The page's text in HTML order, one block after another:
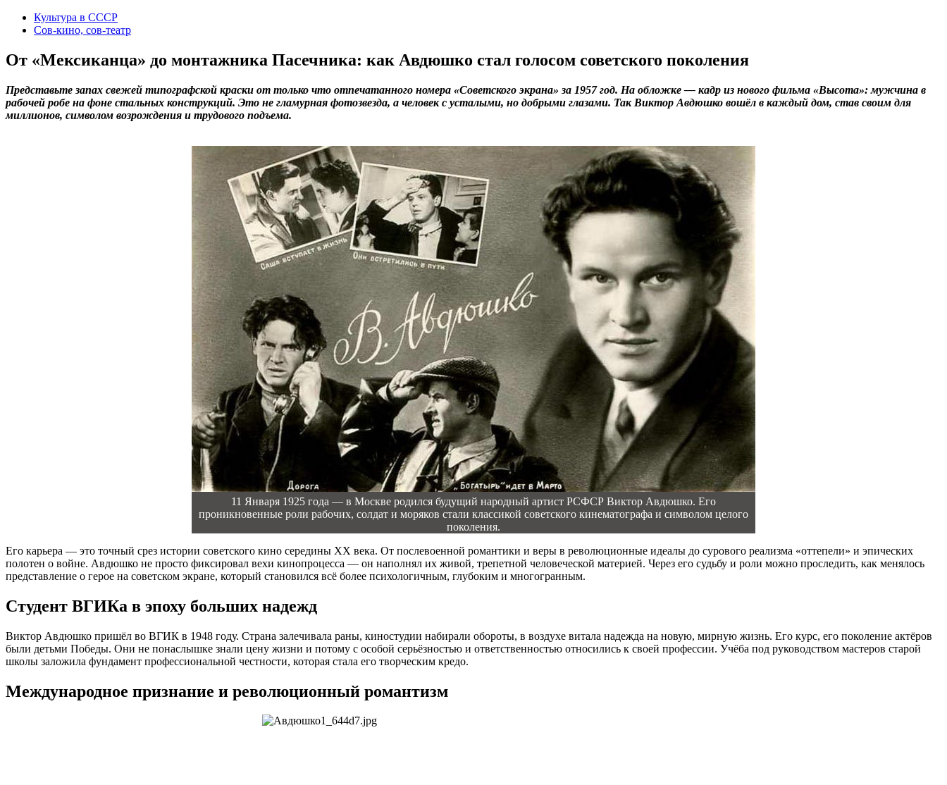
Культура в СССР
Сов-кино, сов-театр
От «Мексиканца» до монтажника Пасечника: как Авдюшко стал голосом советского поколения
Представьте запах свежей типографской краски от только что отпечатанного номера «Советского экрана» за 1957 год. На обложке — кадр из нового фильма «Высота»: мужчина в
рабочей робе на фоне стальных конструкций. Это не гламурная фотозвезда, а человек с усталыми, но добрыми глазами. Так Виктор Авдюшко вошёл в каждый дом, став своим для
миллионов, символом возрождения и трудового подъема.
11 Января 1925 года — в Москве родился будущий народный артист РСФСР Виктор Авдюшко. Его
проникновенные роли рабочих, солдат и моряков стали классикой советского кинематографа и символом целого
поколения.
Его карьера — это точный срез истории советского кино середины XX века. От послевоенной романтики и веры в революционные идеалы до сурового реализма «оттепели» и эпических
полотен о войне. Авдюшко не просто фиксировал вехи кинопроцесса — он наполнял их живой, трепетной человеческой материей. Через его судьбу и роли можно проследить, как менялось
представление о герое на советском экране, который становился всё более психологичным, глубоким и многогранным.
Студент ВГИКа в эпоху больших надежд
Виктор Авдюшко пришёл во ВГИК в 1948 году. Страна залечивала раны, киностудии набирали обороты, в воздухе витала надежда на новую, мирную жизнь. Его курс, его поколение актёров
были детьми Победы. Они не понаслышке знали цену жизни и потому с особой серьёзностью и ответственностью относились к своей профессии. Учёба под руководством мастеров старой
школы заложила фундамент профессиональной честности, которая стала его творческим кредо.
Международное признание и революционный романтизм